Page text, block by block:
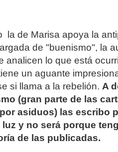
la de Marisa apoya la
de "buenismo", la
analicen lo que está
un aguante
si llama a la rebelión. A
(gran parte de las
asiduos) las escribo
luz y no será porque
de las publicadas.